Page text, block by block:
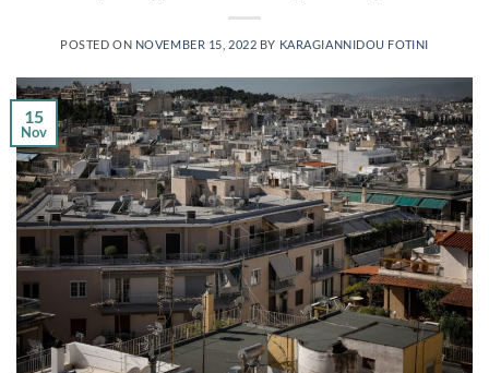
POSTED ON NOVEMBER 15, 2022 BY KARAGIANNIDOU FOTINI
15
Nov